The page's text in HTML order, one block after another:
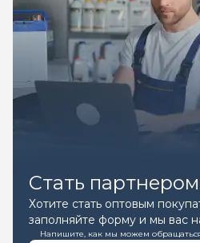
Стать
Хотите стать оптовым
заполняйте форму и мы вас
Напишите, как мы можем